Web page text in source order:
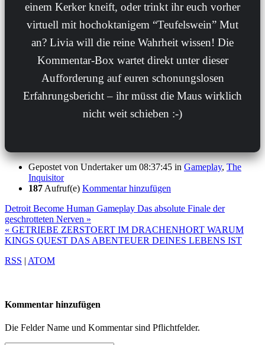
einem Kerker kneift, oder trinkt ihr euch vorher
virtuell mit hochoktanigem “Teufelswein” Mut
an? Livia will die reine Wahrheit wissen! Die
Kommentar-Box wartet direkt unter dieser
Aufforderung auf euren schonungslosen
Erfahrungsbericht – ihr müsst die Maus wirklich
nicht weit schieben :-)
Gepostet von Undertakerum 08:37:45 in Gameplay, The
Inquisitor
187Aufruf(e) Kommentar hinzufügen
Detroit Become Human Gameplay Das absolute Finale der
geschrotteten Nerven »
« GETRIEBE ZERSTOERT IM DRACHENHORT WARUM
KINGS QUEST DAS ABENTEUER DEINES LEBENS IST
RSS | ATOM
Kommentar hinzufügen
Die Felder Name und Kommentar sind Pflichtfelder.